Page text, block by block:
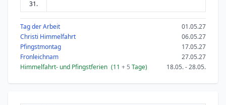
31.
Tag der Arbeit
01.05.27
Christi Himmelfahrt
06.05.27
Pfingstmontag
17.05.27
Fronleichnam
27.05.27
Himmelfahrt- und Pfingstferien (11 + 5 Tage) 18.05. - 28.05.